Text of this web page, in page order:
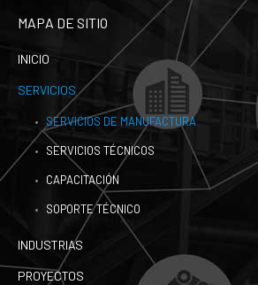
MAPA DE SITIO
INICIO
SERVICIOS
SERVICIOS DE MANUFACTURA
SERVICIOS TÉCNICOS
CAPACITACIÓN
SOPORTE TÉCNICO
INDUSTRIAS
PROYECTOS